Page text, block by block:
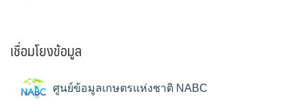
เชื่อมโยงข้อมูล
ศูนย์ข้อมูลเกษตรแห่งชาติ NABC